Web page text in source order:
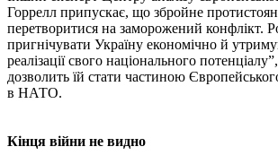
Горрелл припускає, що збройне
перетворитися на заморожений конфлікт.
пригнічувати Україну економічно й
реалізації свого національного
дозволить їй стати частиною
в НАТО.
Кінця війни не видно